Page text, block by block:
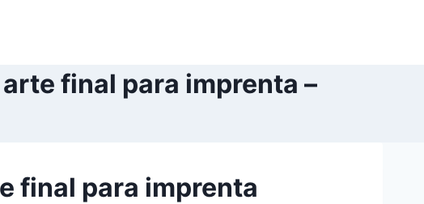
final para imprenta –
final para imprenta